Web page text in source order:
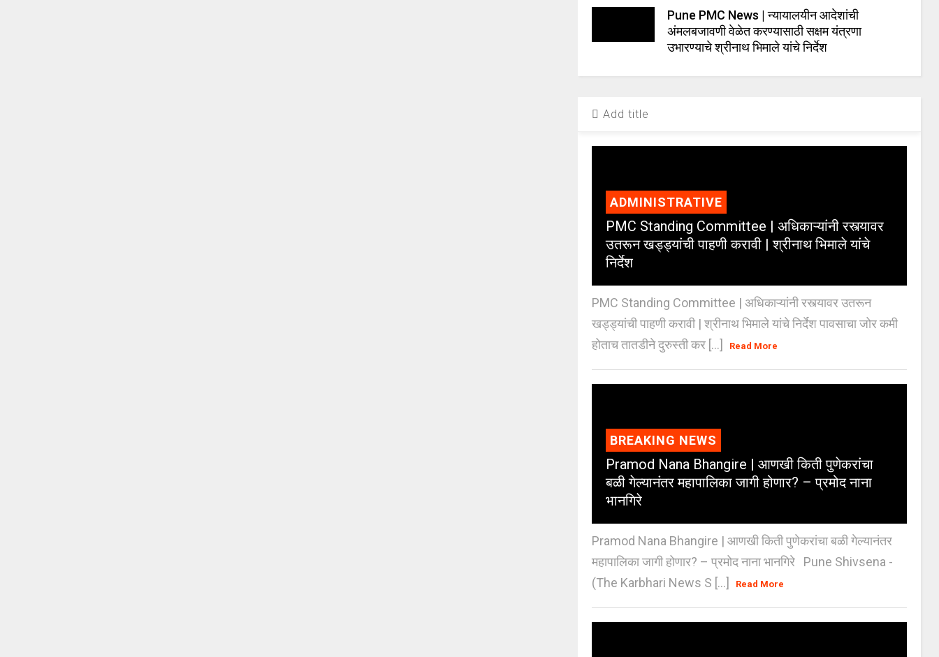
Pune PMC News | न्यायालयीन आदेशांची
अंमलबजावणी वेळेत करण्यासाठी सक्षम यंत्रणा
उभारण्याचे श्रीनाथ भिमाले यांचे निर्देश
Add title
ADMINISTRATIVE
PMC Standing Committee | अधिकाऱ्यांनी रस्त्यावर
उतरून खड्ड्यांची पाहणी करावी | श्रीनाथ भिमाले यांचे
निर्देश
PMC Standing Committee | अधिकाऱ्यांनी रस्त्यावर उतरून
खड्ड्यांची पाहणी करावी | श्रीनाथ भिमाले यांचे निर्देश पावसाचा जोर कमी
होताच तातडीने दुरुस्ती कर [...]
Read More
BREAKING NEWS
Pramod Nana Bhangire | आणखी किती पुणेकरांचा
बळी गेल्यानंतर महापालिका जागी होणार? – प्रमोद नाना
भानगिरे
Pramod Nana Bhangire | आणखी किती पुणेकरांचा बळी गेल्यानंतर
महापालिका जागी होणार? – प्रमोद नाना भानगिरे Pune Shivsena -
(The Karbhari News S [...]
Read More